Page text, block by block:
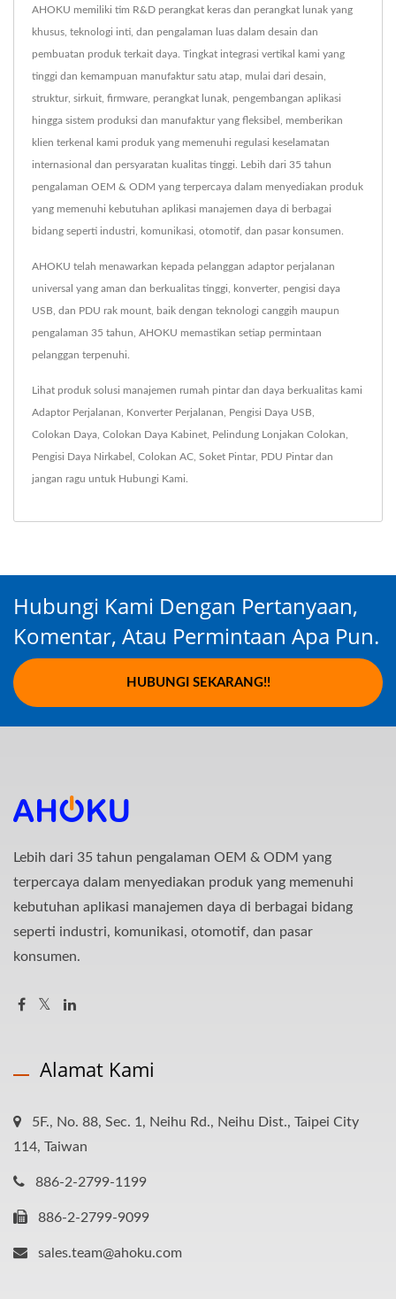
AHOKU memiliki tim R&D perangkat keras dan perangkat lunak yang
khusus, teknologi inti, dan pengalaman luas dalam desain dan
pembuatan produk terkait daya. Tingkat integrasi vertikal kami yang
tinggi dan kemampuan manufaktur satu atap, mulai dari desain,
struktur, sirkuit, firmware, perangkat lunak, pengembangan aplikasi
hingga sistem produksi dan manufaktur yang fleksibel, memberikan
klien terkenal kami produk yang memenuhi regulasi keselamatan
internasional dan persyaratan kualitas tinggi. Lebih dari 35 tahun
pengalaman OEM & ODM yang terpercaya dalam menyediakan produk
yang memenuhi kebutuhan aplikasi manajemen daya di berbagai
bidang seperti industri, komunikasi, otomotif, dan pasar konsumen.
AHOKU telah menawarkan kepada pelanggan adaptor perjalanan
universal yang aman dan berkualitas tinggi, konverter, pengisi daya
USB, dan PDU rak mount, baik dengan teknologi canggih maupun
pengalaman 35 tahun, AHOKU memastikan setiap permintaan
pelanggan terpenuhi.
Lihat produk solusi manajemen rumah pintar dan daya berkualitas kami
Adaptor Perjalanan Konverter Perjalanan Pengisi Daya USB
Colokan Daya Colokan Daya Kabinet Pelindung Lonjakan Colokan
Pengisi Daya Nirkabel Colokan AC Soket Pintar, PDU Pintardan
jangan ragu untuk Hubungi Kami
Hubungi Kami Dengan Pertanyaan,
Komentar, Atau Permintaan Apa Pun.
HUBUNGI SEKARANG!!
Lebih dari 35 tahun pengalaman OEM & ODM yang
terpercaya dalam menyediakan produk yang memenuhi
kebutuhan aplikasi manajemen daya di berbagai bidang
seperti industri, komunikasi, otomotif, dan pasar
konsumen.
Alamat Kami
5F., No. 88, Sec. 1, Neihu Rd., Neihu Dist., Taipei City
114, Taiwan
886-2-2799-1199
886-2-2799-9099
sales.team@ahoku.com